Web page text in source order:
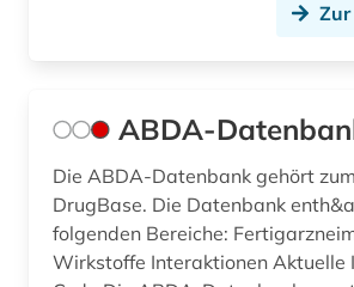
bibliometrie (1)
bibliothek (1)
bibliotheksbestand (1)
ABDA-
Die ABDA-Datenbank gehört
DrugBase. Die Datenbank
folgenden Bereiche:
Wirkstoffe Interaktionen Aktuelle